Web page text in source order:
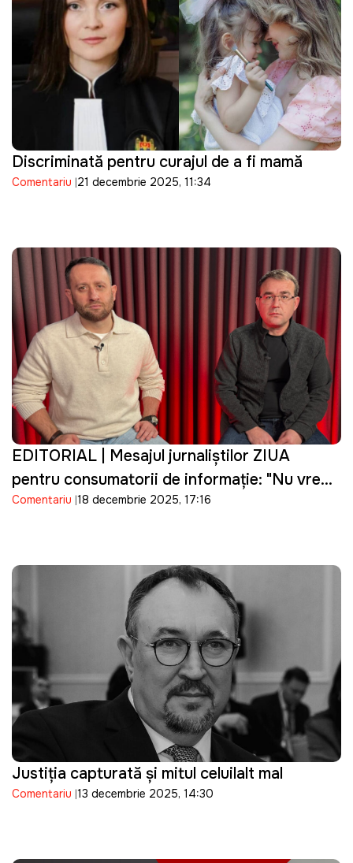
Discriminată pentru curajul de a fi mamă
Comentariu 21 decembrie 2025, 11:34
EDITORIAL | Mesajul jurnaliştilor ZIUA
pentru consumatorii de informație: "Nu vrem
și nici nu vom fi sclavii mediatici ai nimănui"
Comentariu 18 decembrie 2025, 17:16
Justiția capturată și mitul celuilalt mal
Comentariu 13 decembrie 2025, 14:30